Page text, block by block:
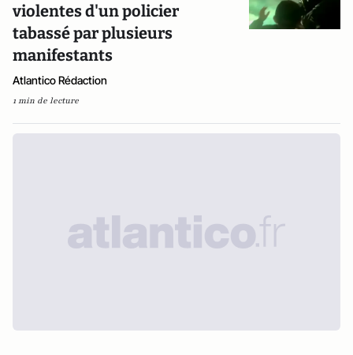
violentes d'un policier
tabassé par plusieurs
manifestants
Atlantico Rédaction
1 min de lecture